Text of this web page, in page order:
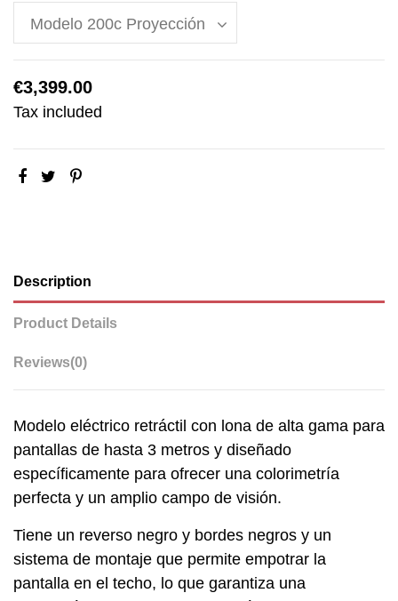
€3,399.00
Tax included
Description
Product Details
Reviews(0)
Modelo eléctrico retráctil con lona de alta gama para
pantallas de hasta 3 metros y diseñado
específicamente para ofrecer una colorimetría
perfecta y un amplio campo de visión.
Tiene un reverso negro y bordes negros y un
sistema de montaje que permite empotrar la
pantalla en el techo, lo que garantiza una